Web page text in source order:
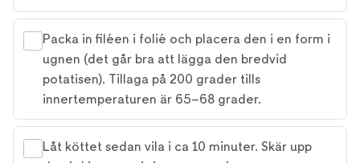
Packa in filéen i folié och placera den i en form i
ugnen (det går bra att lägga den bredvid
potatisen). Tillaga på 200 grader tills
innertemperaturen är 65–68 grader.
Låt köttet sedan vila i ca 10 minuter. Skär upp